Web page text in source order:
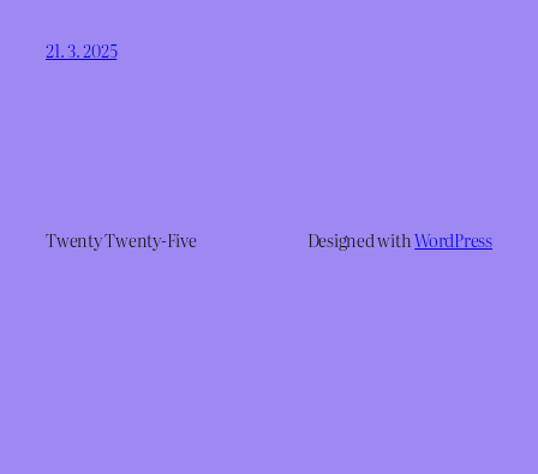
21. 3. 2025
Twenty Twenty-Five Designed withWordPress